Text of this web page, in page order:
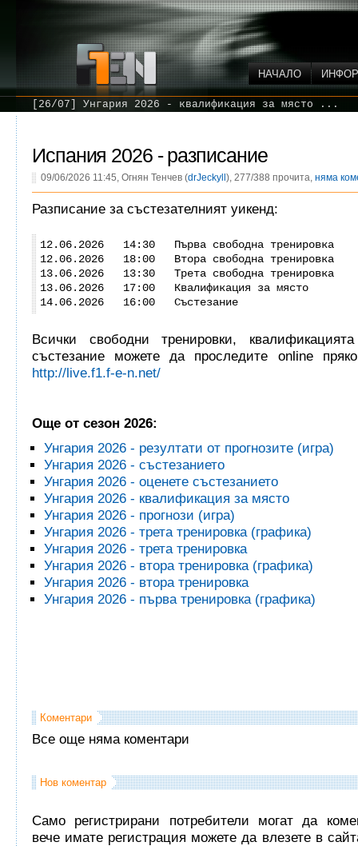
НАЧАЛО
[26/07] Унгария 2026 - квалификация за място ...
Испания 2026 - разписание
09/06/2026 11:45, Огнян Тенчев (drJeckyll ), 277/388 прочита, няма
Разписание за състезателният уикенд:
12.06.2026 14:30 Първа свободна тренировка
12.06.2026 18:00 Втора свободна тренировка
13.06.2026 13:30 Трета свободна тренировка
13.06.2026 17:00 Квалификация за място
14.06.2026 16:00 Състезание
Всички свободни тренировки,
състезание можете да проследите online
http://live.f1.f-e-n.net/
Още от сезон 2026:
Унгария 2026 - резултати от прогнозите (игра)
Унгария 2026 - състезанието
Унгария 2026 - оценете състезанието
Унгария 2026 - квалификация за място
Унгария 2026 - прогнози (игра)
Унгария 2026 - трета тренировка (графика)
Унгария 2026 - трета тренировка
Унгария 2026 - втора тренировка (графика)
Унгария 2026 - втора тренировка
Унгария 2026 - първа тренировка (графика)
Коментари
Все още няма коментари
Нов коментар
Само регистрирани потребители могат да
вече имате регистрация можете да влезете в